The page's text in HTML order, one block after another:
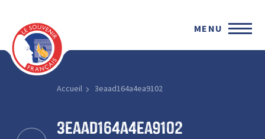
MENU
Accueil 3eaad164a4ea9102
3eaad164a4ea9102